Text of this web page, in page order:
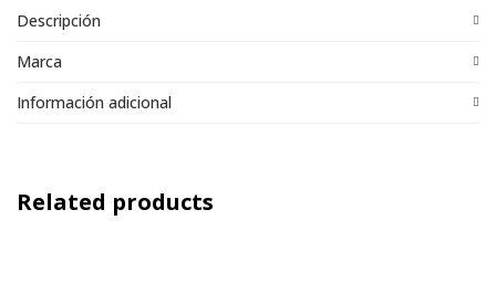
Descripción
Marca
Información adicional
Related products